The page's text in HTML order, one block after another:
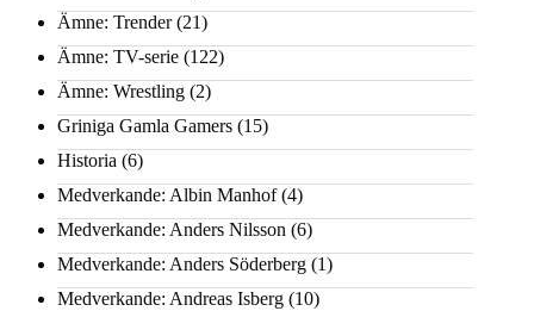
Ämne: Trender(21)
Ämne: TV-serie (122)
Ämne: Wrestling (2)
Griniga Gamla Gamers (15)
Historia (6)
Medverkande: Albin Manhof(4)
Medverkande: Anders Nilsson (6)
Medverkande: Anders Söderberg (1)
Medverkande: Andreas Isberg (10)